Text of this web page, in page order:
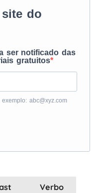
do
ser notificado das
gratuitos
abc@xyz.com
Verbo